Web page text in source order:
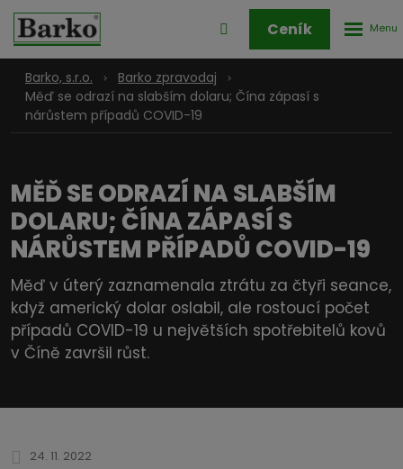
Přihlášení
zóny
Ceník
Barko, s.r.o.
Barko zpravodaj
Měď se odrazí na slabším dolaru; Čína zápasí s
nárůstem případů COVID-19
MĚĎ SE ODRAZÍ NA SLABŠÍM
DOLARU; ČÍNA ZÁPASÍ S
NÁRŮSTEM PŘÍPADŮ COVID-19
Měď v úterý zaznamenala ztrátu za čtyři seance,
když americký dolar oslabil, ale rostoucí počet
případů COVID-19 u největších spotřebitelů kovů
v Číně završil růst.
24. 11. 2022